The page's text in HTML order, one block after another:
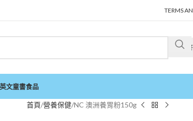
TERMS
澳幣
英文童書食品
首頁 營養保健 NC 澳洲養胃粉150g